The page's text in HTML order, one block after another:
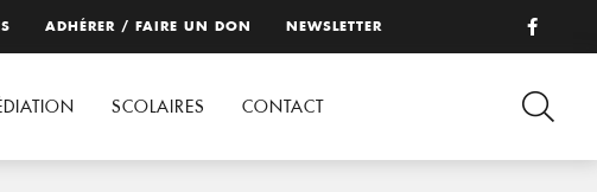
ADHÉRER / FAIRE UN DON NEWSLETTER
SCOLAIRES CONTACT